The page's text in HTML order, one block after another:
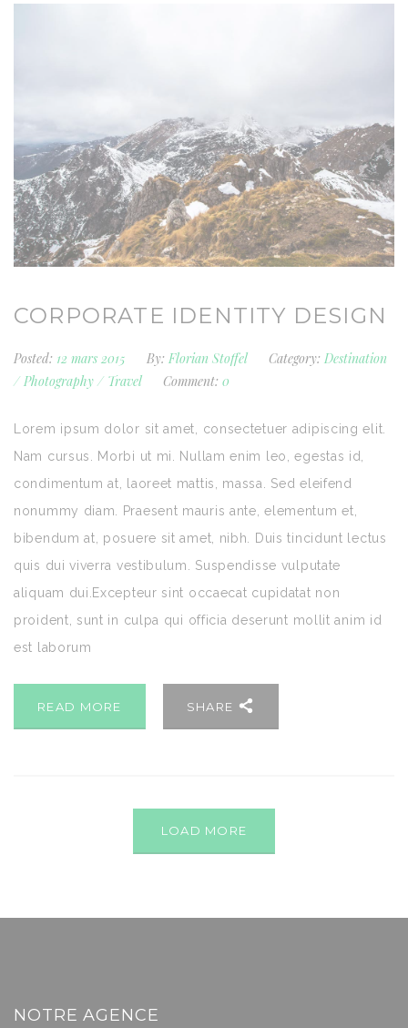
CORPORATE IDENTITY DESIGN
Posted: 12 mars 2015 By: Florian Stoffel Category: Destination
/ Photography / Travel Comment: 0
Lorem ipsum dolor sit amet, consectetuer adipiscing elit.
Nam cursus. Morbi ut mi. Nullam enim leo, egestas id,
condimentum at, laoreet mattis, massa. Sed eleifend
nonummy diam. Praesent mauris ante, elementum et,
bibendum at, posuere sit amet, nibh. Duis tincidunt lectus
quis dui viverra vestibulum. Suspendisse vulputate
aliquam dui.Excepteur sint occaecat cupidatat non
proident, sunt in culpa qui officia deserunt mollit anim id
est laborum
READ MORE SHARE
LOAD MORE
NOTRE AGENCE